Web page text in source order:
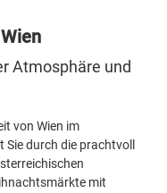
Atmosphäre und
von Wien im
durch die prachtvoll
mit